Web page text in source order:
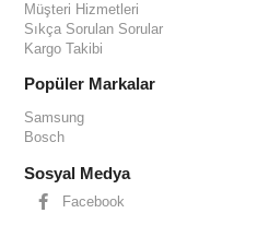
Müşteri Hizmetleri
Sıkça Sorulan Sorular
Kargo Takibi
Popüler Markalar
Samsung
Bosch
Sosyal Medya
Facebook